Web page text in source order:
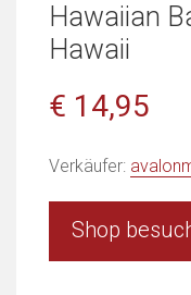
Hawaiian
Hawaii
€ 14,95
Verkäufer:
Shop